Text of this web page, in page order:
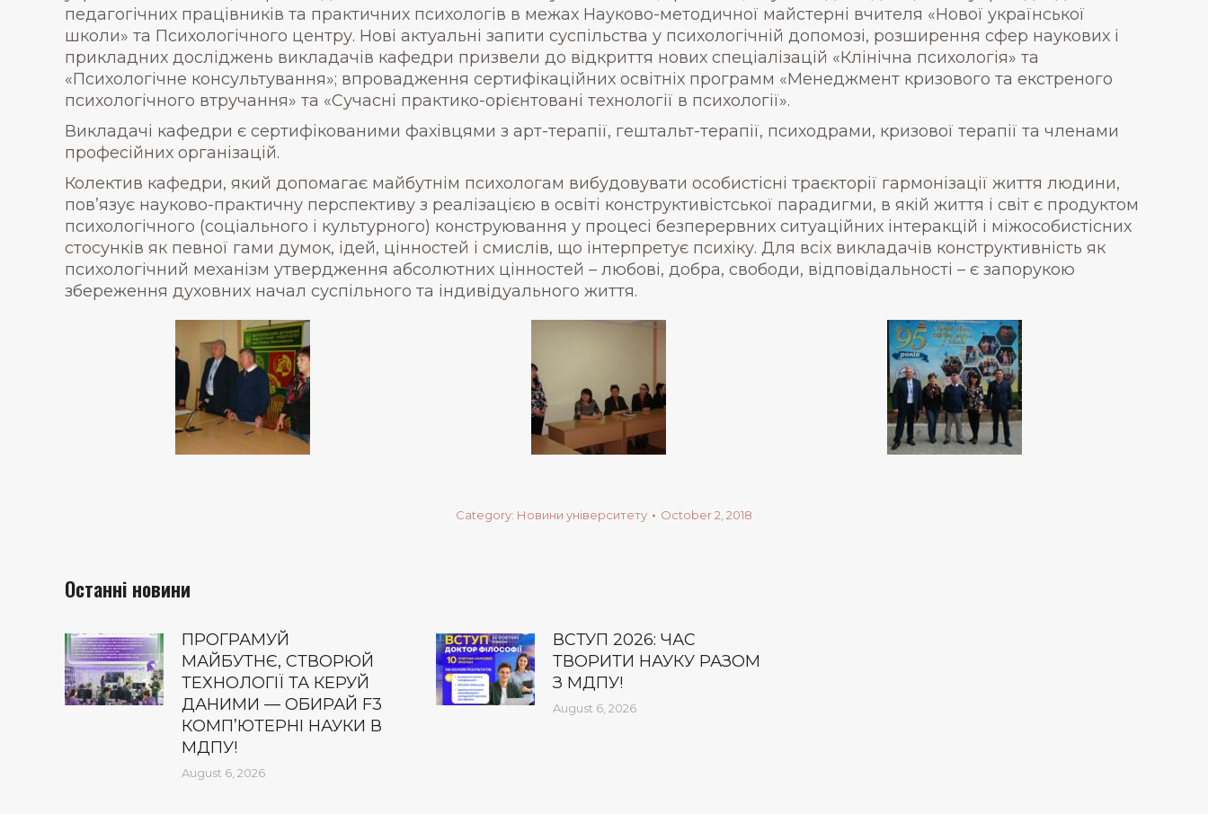
педагогічних працівників та практичних психологів в межах Науково-методичної майстерні вчителя «Нової української
школи» та Психологічного центру. Нові актуальні запити суспільства у психологічній допомозі, розширення сфер наукових і
прикладних досліджень викладачів кафедри призвели до відкриття нових спеціалізацій «Клінічна психологія» та
«Психологічне консультування»; впровадження сертифікаційних освітніх программ «Менеджмент кризового та екстреного
психологічного втручання» та «Сучасні практико-орієнтовані технології в психології».
Викладачі кафедри є сертифікованими фахівцями з арт-терапії, гештальт-терапії, психодрами, кризової терапії та членами
професійних організацій.
Колектив кафедри, який допомагає майбутнім психологам вибудовувати особистісні траєкторії гармонізації життя людини,
пов’язує науково-практичну перспективу з реалізацією в освіті конструктивістської парадигми, в якій життя і світ є продуктом
психологічного (соціального і культурного) конструювання у процесі безперервних ситуаційних інтеракцій і міжособистісних
стосунків як певної гами думок, ідей, цінностей і смислів, що інтерпретує психіку. Для всіх викладачів конструктивність як
психологічний механізм утвердження абсолютних цінностей – любові, добра, свободи, відповідальності – є запорукою
збереження духовних начал суспільного та індивідуального життя.
Category: Новини університету October 2, 2018
Останні новини
ПРОГРАМУЙ
МАЙБУТНЄ, СТВОРЮЙ
ТЕХНОЛОГІЇ ТА КЕРУЙ
ДАНИМИ — ОБИРАЙ F3
КОМП’ЮТЕРНІ НАУКИ В
МДПУ!
August 6, 2026
ВСТУП 2026: ЧАС
ТВОРИТИ НАУКУ РАЗОМ
З МДПУ!
August 6, 2026